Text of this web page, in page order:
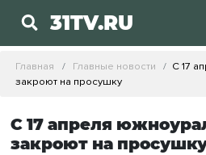
31TV.RU
Главная Главные новости
С 17
закроют на просушку
С 17 апреля
закроют на